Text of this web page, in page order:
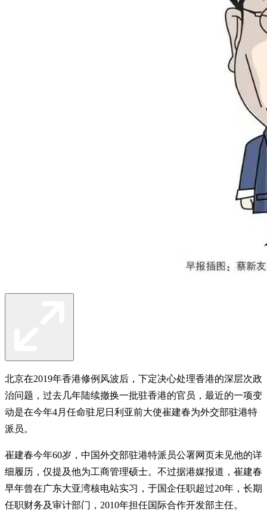
北京在2019年香港修例风波后，下定决心处理香港的深层次政
治问题，过去几年陆续撤换一批驻香港的官员，最近的一项变
动是在今年4月任命驻尼日利亚前大使崔建春为外交部驻港特
派员。
崔建春今年60岁，中国外交部驻港特派员公署网页未见他的详
细履历，仅提及他为工商管理硕士。不过据港媒报道，崔建春
早年曾在广东大亚湾核电站实习，于国企任职超过20年，长期
任职财务及审计部门，2010年担任国际合作开发部主任。